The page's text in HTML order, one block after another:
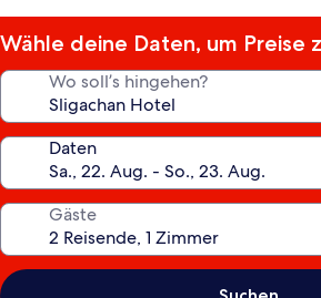
Wähle deine Daten, um Preise
Wo soll’s hingehen?
Daten
Gäste